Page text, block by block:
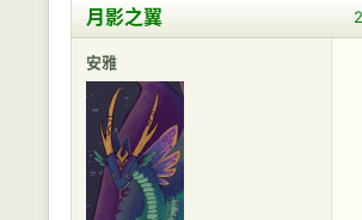
月影之翼
安雅